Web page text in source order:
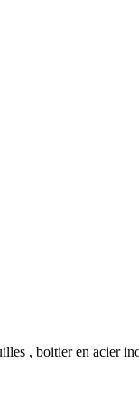
, boitier en acier